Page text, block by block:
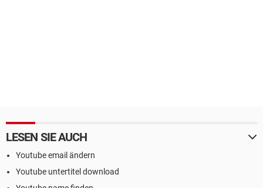
LESEN SIE AUCH
Youtube email ändern
Youtube untertitel download